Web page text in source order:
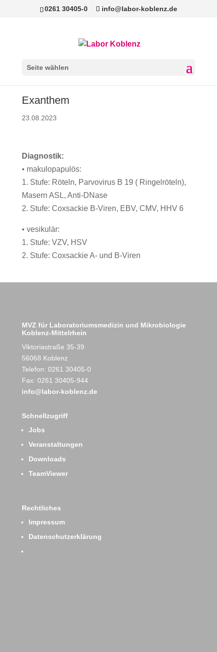
0261 30405-0 info@labor-koblenz.de
Seite wählen
Exanthem
23.08.2023
Diagnostik:
• makulopapulös:
1. Stufe: Röteln, Parvovirus B 19 ( Ringelröteln),
Masern ASL, Anti-DNase
2. Stufe: Coxsackie B-Viren, EBV, CMV, HHV 6
• vesikulär:
1. Stufe: VZV, HSV
2. Stufe: Coxsackie A- und B-Viren
MVZ für Laboratoriumsmedizin und Mikrobiologie
Koblenz-Mittelrhein
Viktoriastraße 35-39
56068 Koblenz
Telefon: 0261 30405-0
Fax: 0261 30405-944
info@labor-koblenz.de
Schnellzugriff
Jobs
Veranstaltungen
Downloads
TeamViewer
Rechtliches
Impressum
Datenschutzerklärung